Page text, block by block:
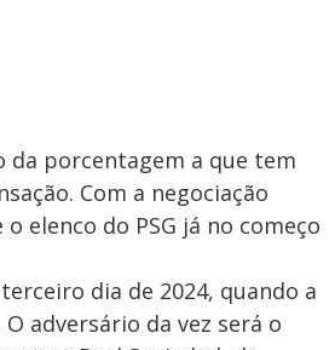
da porcentagem a que tem
Com a negociação
elenco do PSG já no começo
dia de 2024, quando a
adversário da vez será o